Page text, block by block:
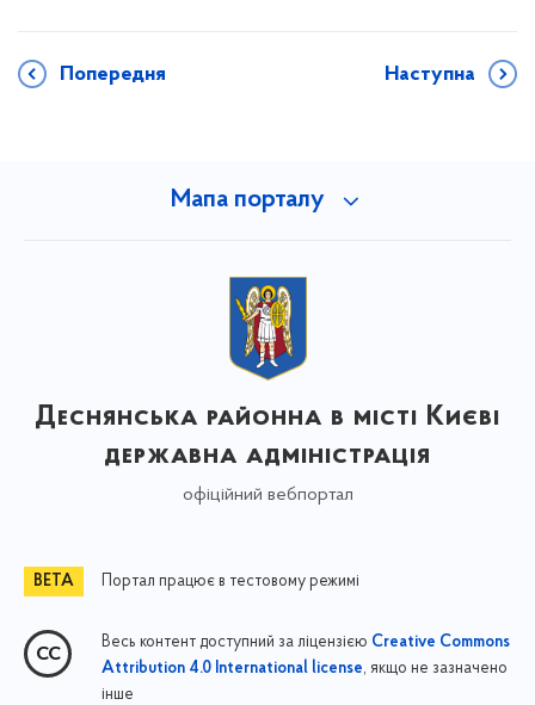
Попередня Наступна
Мапа порталу
Деснянська районна в місті Києві
державна адміністрація
офіційний вебпортал
Портал працює в тестовому режимі
Весь контент доступний за ліцензією Creative Commons
Attribution 4.0 International license, якщо не зазначено
інше